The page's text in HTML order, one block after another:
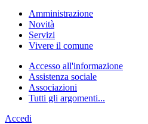
Amministrazione
Novità
Servizi
Vivere il comune
Accesso all'informazione
Assistenza sociale
Associazioni
Tutti gli argomenti...
Accedi